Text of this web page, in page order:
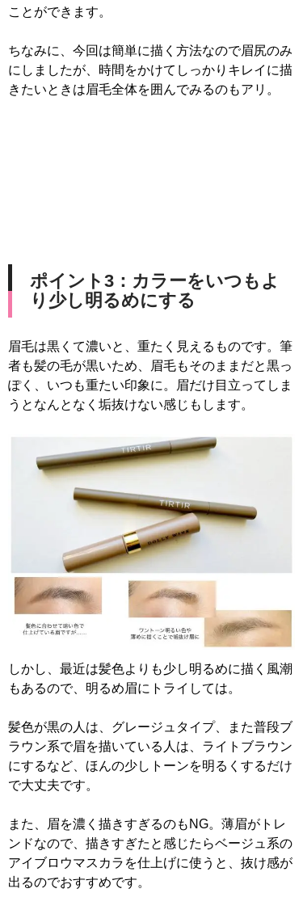
ことができます。
ちなみに、今回は簡単に描く方法なので眉尻のみ
にしましたが、時間をかけてしっかりキレイに描
きたいときは眉毛全体を囲んでみるのもアリ。
ポイント3：カラーをいつもよ
り少し明るめにする
眉毛は黒くて濃いと、重たく見えるものです。筆
者も髪の毛が黒いため、眉毛もそのままだと黒っ
ぽく、いつも重たい印象に。眉だけ目立ってしま
うとなんとなく垢抜けない感じもします。
しかし、最近は髪色よりも少し明るめに描く風潮
もあるので、明るめ眉にトライしては。
髪色が黒の人は、グレージュタイプ、また普段ブ
ラウン系で眉を描いている人は、ライトブラウン
にするなど、ほんの少しトーンを明るくするだけ
で大丈夫です。
また、眉を濃く描きすぎるのもNG。薄眉がトレ
ンドなので、描きすぎたと感じたらベージュ系の
アイブロウマスカラを仕上げに使うと、抜け感が
出るのでおすすめです。